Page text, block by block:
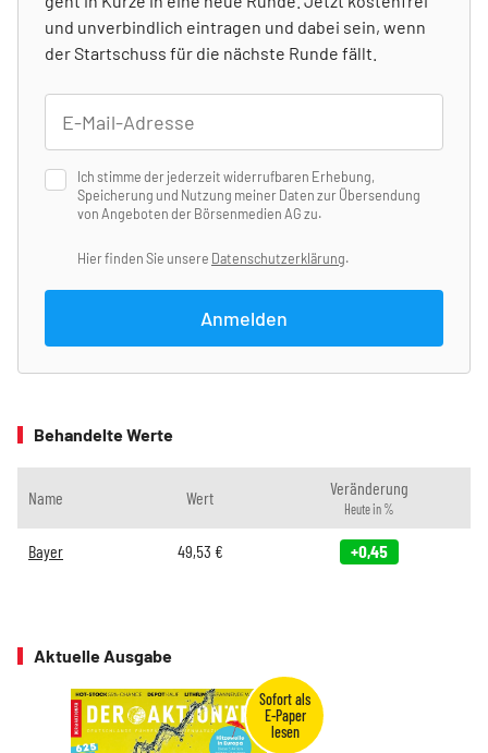
und unverbindlich eintragen und dabei sein, wenn
der Startschuss für die nächste Runde fällt.
Ich stimme der jederzeit widerrufbaren Erhebung,
Speicherung und Nutzung meiner Daten zur Übersendung
von Angeboten der Börsenmedien AG zu.
Hier finden Sie unsere Datenschutzerklärung.
Anmelden
Behandelte Werte
Name Wert Veränderung
Heute in %
Bayer 49,53 € +0,45
Aktuelle Ausgabe